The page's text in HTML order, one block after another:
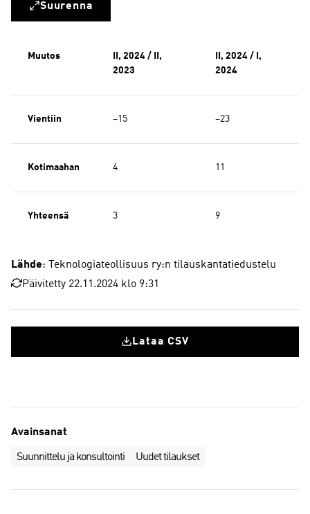
Suurenna
Muutos
II, 2024 / II,
2023
II, 2024 / I,
2024
Vientiin −15 −23
Kotimaahan 4 11
Yhteensä 3 9
Lähde: Teknologiateollisuus ry:n tilauskantatiedustelu
Päivitetty 22.11.2024 klo 9:31
Lataa CSV
Avainsanat
Suunnittelu ja konsultointi Uudet tilaukset